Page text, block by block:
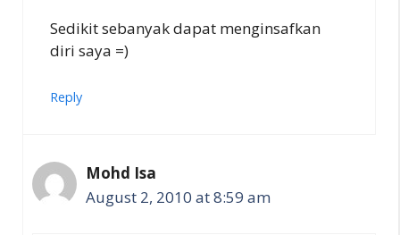
Sedikit sebanyak dapat menginsafkan
diri saya =)
Reply
Mohd Isa
August 2, 2010 at 8:59 am